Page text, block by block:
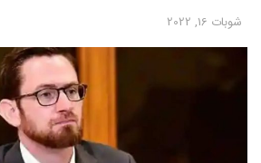
شوبات 16, 2022